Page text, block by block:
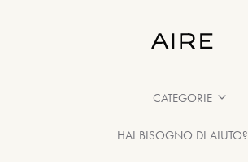
CATEGORIE
HAI BISOGNO DI AIUTO?